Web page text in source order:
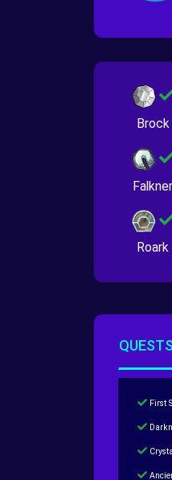
Brock
Falkner
Roark
QUESTS
First